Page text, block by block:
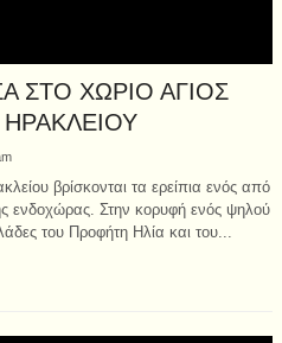
ΣΤΟ ΧΩΡΙΟ ΑΓΙΟΣ
βρίσκονται τα ερείπια ενός από
ενδοχώρας. Στην κορυφή ενός ψηλού
του Προφήτη Ηλία και του...